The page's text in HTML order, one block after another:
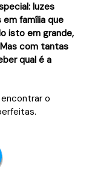
luzes
família que
isto em grande,
com tantas
qual é a
o